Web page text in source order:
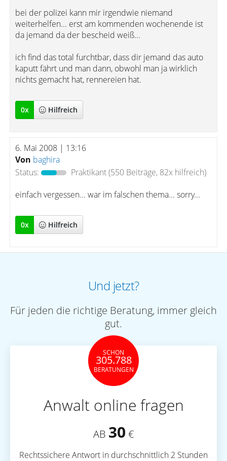
bei der polizei kann mir irgendwie niemand
weiterhelfen... erst am kommenden wochenende ist
da jemand da der bescheid weiß...
ich find das total furchtbar, dass dir jemand das auto
kaputt fährt und man dann, obwohl man ja wirklich
nichts gemacht hat, rennereien hat.
0x Hilfreich
6. Mai 2008 | 13:16
Von baghira
Status:
Praktikant(550 Beiträge, 82x hilfreich)
einfach vergessen... war im falschen thema... sorry...
0x Hilfreich
Und jetzt?
Für jeden die richtige Beratung, immer gleich
gut.
SCHON
305.788
BERATUNGEN
Anwalt online fragen
AB 30 €
Rechtssichere Antwort in durchschnittlich 2 Stunden